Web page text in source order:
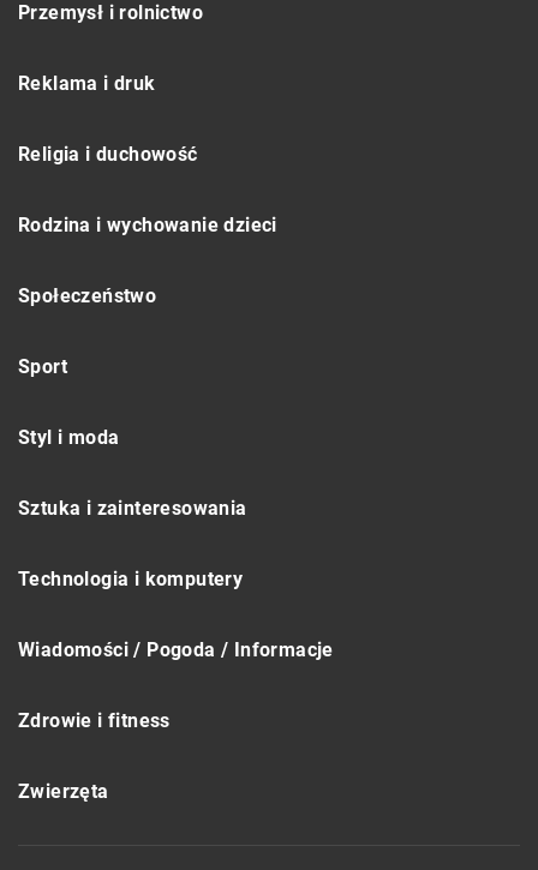
Przemysł i rolnictwo
Reklama i druk
Religia i duchowość
Rodzina i wychowanie dzieci
Społeczeństwo
Sport
Styl i moda
Sztuka i zainteresowania
Technologia i komputery
Wiadomości / Pogoda / Informacje
Zdrowie i fitness
Zwierzęta